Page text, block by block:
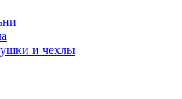
и чехлы